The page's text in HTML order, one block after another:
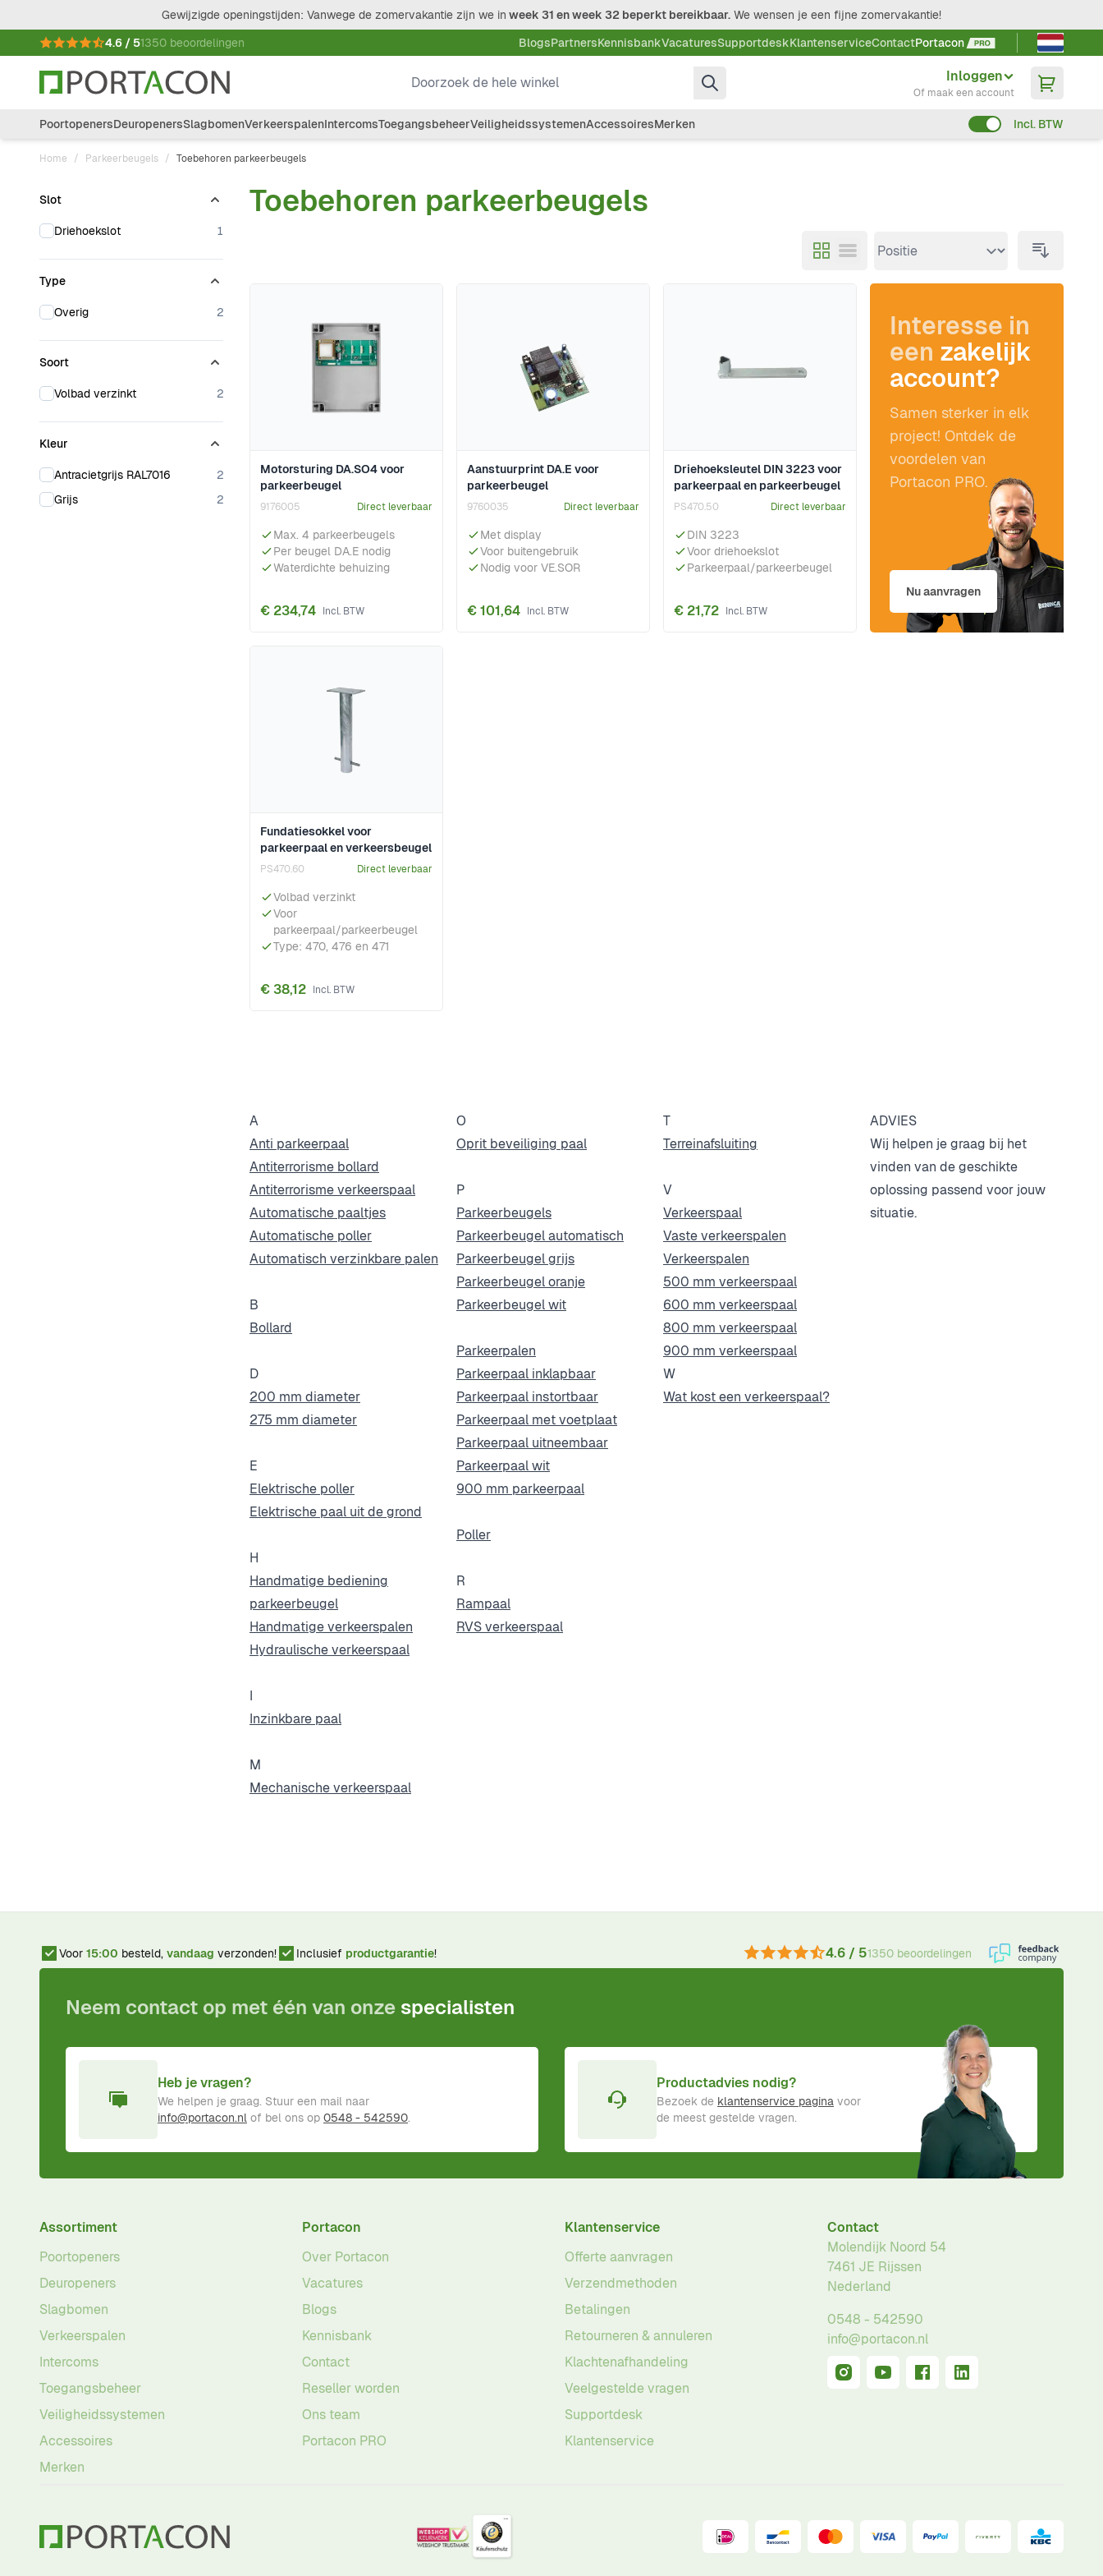
Gewijzigde openingstijden: Vanwege de zomervakantie zijn we in week 31 en week 32 beperkt bereikbaar. We wensen je een fijne zomervakantie!
4.6 / 51350 beoordelingen BlogsPartnersKennisbankVacaturesSupportdeskKlantenserviceContactPortacon
Taal kiezen
Doorzoek de hele winkel
Inloggen
Of maak een account
PoortopenersDeuropenersSlagbomenVerkeerspalenIntercomsToegangsbeheerVeiligheidssystemenAccessoiresMerken Incl. BTW
Home / Parkeerbeugels / Toebehoren parkeerbeugels
Doorgaan naar productlijst
Slot
Driehoekslot 1
Type
Overig 2products available
Soort
Volbad verzinkt 2products available
Kleur
Antracietgrijs RAL7016 2products available
Grijs
2products available
Toebehoren parkeerbeugels
Motorsturing DA.SO4 voor
parkeerbeugel
9176005 Direct leverbaar
Max. 4 parkeerbeugels
Per beugel DA.E nodig
Waterdichte behuizing
€ 234,74
Aanstuurprint DA.E voor
parkeerbeugel
9760035 Direct leverbaar
Met display
Voor buitengebruik
Nodig voor VE.SOR
€ 101,64
Driehoeksleutel DIN 3223 voor
parkeerpaal en parkeerbeugel
PS470.50 Direct leverbaar
DIN 3223
Voor driehoekslot
Parkeerpaal/parkeerbeugel
€ 21,72
Fundatiesokkel voor
parkeerpaal en verkeersbeugel
PS470.60 Direct leverbaar
Volbad verzinkt
Voor
parkeerpaal/parkeerbeugel
Type: 470, 476 en 471
€ 38,12
Interesse in
een zakelijk
account?
Samen sterker in elk
project! Ontdek de
voordelen van
Portacon PRO.
Nu aanvragen
A
Anti parkeerpaal
Antiterrorisme bollard
Antiterrorisme verkeerspaal
Automatische paaltjes
Automatische poller
Automatisch verzinkbare palen
B
Bollard
D
200 mm diameter
275 mm diameter
E
Elektrische poller
Elektrische paal uit de grond
H
Handmatige bediening
parkeerbeugel
Handmatige verkeerspalen
Hydraulische verkeerspaal
I
Inzinkbare paal
M
Mechanische verkeerspaal
O
Oprit beveiliging paal
P
Parkeerbeugels
Parkeerbeugel automatisch
Parkeerbeugel grijs
Parkeerbeugel oranje
Parkeerbeugel wit
Parkeerpalen
Parkeerpaal inklapbaar
Parkeerpaal instortbaar
Parkeerpaal met voetplaat
Parkeerpaal uitneembaar
Parkeerpaal wit
900 mm parkeerpaal
Poller
R
Rampaal
RVS verkeerspaal
T
Terreinafsluiting
V
Verkeerspaal
Vaste verkeerspalen
Verkeerspalen
500 mm verkeerspaal
600 mm verkeerspaal
800 mm verkeerspaal
900 mm verkeerspaal
W
Wat kost een verkeerspaal?
ADVIES
Wij helpen je graag bij het
vinden van de geschikte
oplossing passend voor jouw
situatie.
Voor 15:00 besteld, vandaag verzonden! Inclusief productgarantie! 4.6 / 51350 beoordelingen
Neem contact op met één van onze specialisten
Heb je vragen?
We helpen je graag. Stuur een mail naar
info@portacon.nl of bel ons op 0548 - 542590.
Productadvies nodig?
Bezoek de klantenservice pagina voor
de meest gestelde vragen.
Assortiment
Poortopeners
Deuropeners
Slagbomen
Verkeerspalen
Intercoms
Toegangsbeheer
Veiligheidssystemen
Accessoires
Merken
Portacon
Over Portacon
Vacatures
Blogs
Kennisbank
Contact
Reseller worden
Ons team
Portacon PRO
Klantenservice
Offerte aanvragen
Verzendmethoden
Betalingen
Retourneren & annuleren
Klachtenafhandeling
Veelgestelde vragen
Supportdesk
Klantenservice
Contact
Molendijk Noord 54
7461 JE Rijssen
Nederland
0548 - 542590
info@portacon.nl